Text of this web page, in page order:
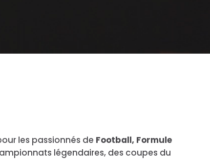
les passionnés de Football, Formule
légendaires, des coupes du